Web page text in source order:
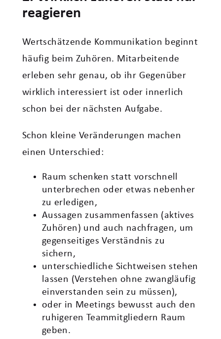
reagieren
Wertschätzende Kommunikation beginnt
häufig beim Zuhören. Mitarbeitende
erleben sehr genau, ob ihr Gegenüber
wirklich interessiert ist oder innerlich
schon bei der nächsten Aufgabe.
Schon kleine Veränderungen machen
einen Unterschied:
Raum schenken statt vorschnell
unterbrechen oder etwas nebenher
zu erledigen,
Aussagen zusammenfassen (aktives
Zuhören) und auch nachfragen, um
gegenseitiges Verständnis zu
sichern,
unterschiedliche Sichtweisen stehen
lassen (Verstehen ohne zwangläufig
einverstanden sein zu müssen),
oder in Meetings bewusst auch den
ruhigeren Teammitgliedern Raum
geben.